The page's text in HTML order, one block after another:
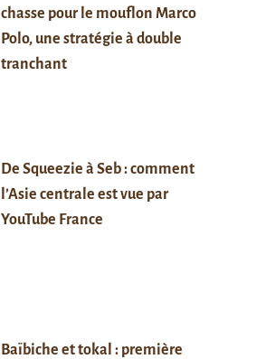
chasse pour le mouflon Marco
Polo, une stratégie à double
tranchant
De Squeezie à Seb : comment
l’Asie centrale est vue par
YouTube France
Baïbiche et tokal : première